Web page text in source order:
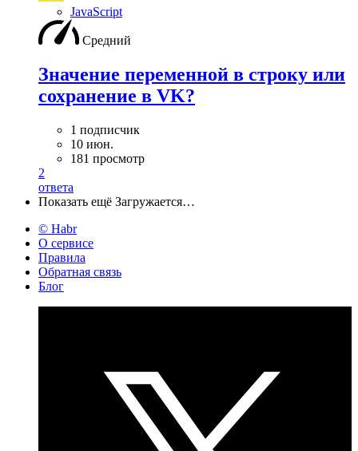
JavaScript
Средний
Значение переменной в строку или
сохранение в VK?
1 подписчик
10 июн.
181 просмотр
2
ответа
Показать ещё Загружается…
© Habr
О сервисе
Правила
Обратная связь
Блог